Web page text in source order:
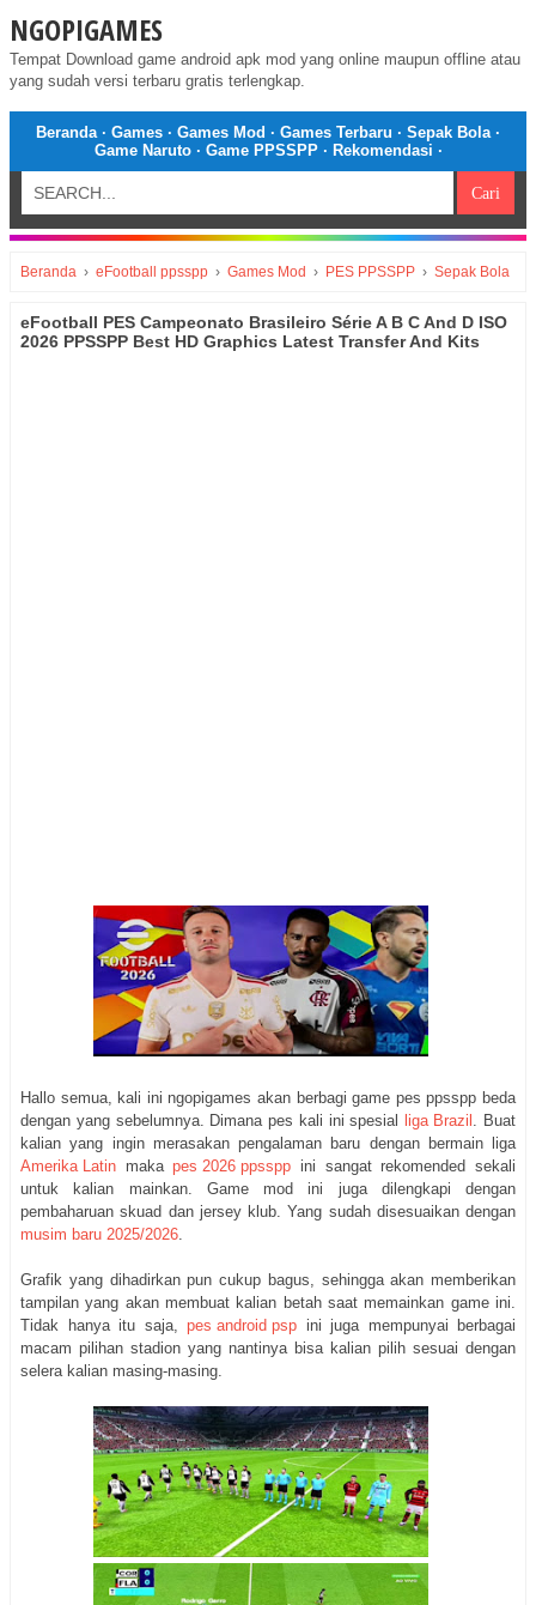
NGOPIGAMES
Tempat Download game android apk mod yang online maupun offline atau
yang sudah versi terbaru gratis terlengkap.
Beranda· Games · Games Mod · Games Terbaru · Sepak Bola·
Game Naruto· Game PPSSPP· Rekomendasi ·
Beranda › eFootball ppsspp › Games Mod › PES PPSSPP › Sepak Bola
eFootball PES Campeonato Brasileiro Série A B C And D ISO
2026 PPSSPP Best HD Graphics Latest Transfer And Kits
Hallo semua, kali ini ngopigames akan berbagi game pes ppsspp beda
dengan yang sebelumnya. Dimana pes kali ini spesialliga Brazil . Buat
kalian yang ingin merasakan pengalaman baru dengan bermain liga
Amerika Latin makapes 2026 ppsspp ini sangat rekomended sekali
untuk kalian mainkan. Game mod ini juga dilengkapi dengan
pembaharuan skuad dan jersey klub. Yang sudah disesuaikan dengan
musim baru 2025/2026
Grafik yang dihadirkan pun cukup bagus, sehingga akan memberikan
tampilan yang akan membuat kalian betah saat memainkan game ini.
Tidak hanya itu saja, pes android psp ini juga mempunyai berbagai
macam pilihan stadion yang nantinya bisa kalian pilih sesuai dengan
selera kalian masing-masing.